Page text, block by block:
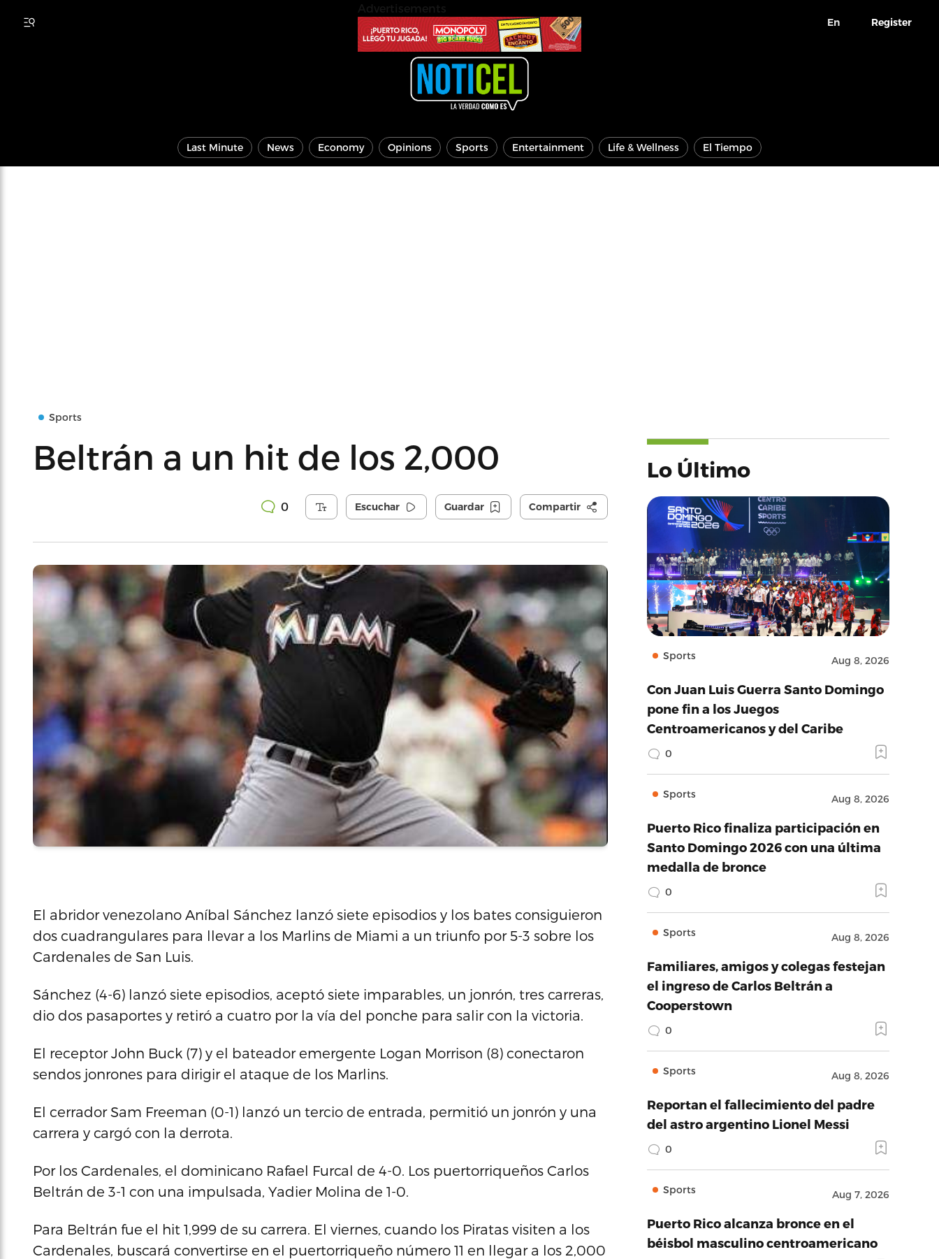
En Register
Last Minute News Economy Opinions Sports Entertainment Life & Wellness El Tiempo
Sports
Beltrán a un hit de los 2,000
0 Escuchar Guardar Compartir
El abridor venezolano Aníbal Sánchez lanzó siete episodios y los bates consiguieron
dos cuadrangulares para llevar a los Marlins de Miami a un triunfo por 5-3 sobre los
Cardenales de San Luis.
Sánchez (4-6) lanzó siete episodios, aceptó siete imparables, un jonrón, tres carreras,
dio dos pasaportes y retiró a cuatro por la vía del ponche para salir con la victoria.
El receptor John Buck (7) y el bateador emergente Logan Morrison (8) conectaron
sendos jonrones para dirigir el ataque de los Marlins.
El cerrador Sam Freeman (0-1) lanzó un tercio de entrada, permitió un jonrón y una
carrera y cargó con la derrota.
Por los Cardenales, el dominicano Rafael Furcal de 4-0. Los puertorriqueños Carlos
Beltrán de 3-1 con una impulsada, Yadier Molina de 1-0.
Para Beltrán fue el hit 1,999 de su carrera. El viernes, cuando los Piratas visiten a los
Cardenales, buscará convertirse en el puertorriqueño número 11 en llegar a los 2,000
Lo Último
Sports Aug 8, 2026
Con Juan Luis Guerra Santo Domingo
pone fin a los Juegos
Centroamericanos y del Caribe
0
Sports Aug 8, 2026
Puerto Rico finaliza participación en
Santo Domingo 2026 con una última
medalla de bronce
0
Sports Aug 8, 2026
Familiares, amigos y colegas festejan
el ingreso de Carlos Beltrán a
Cooperstown
0
Sports Aug 8, 2026
Reportan el fallecimiento del padre
del astro argentino Lionel Messi
0
Sports Aug 7, 2026
Puerto Rico alcanza bronce en el
béisbol masculino centroamericano